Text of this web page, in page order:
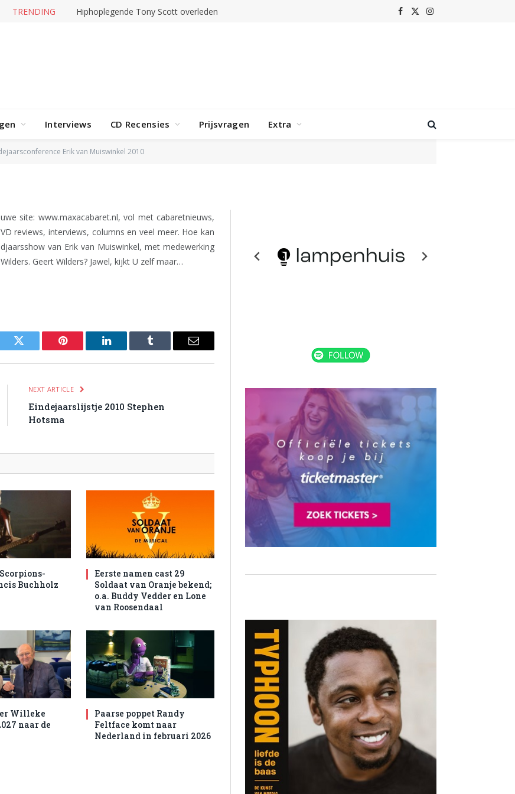
TRENDING Hiphoplegende Tony Scott overleden Facebook
X
Instagram
Interviews CD Recensies Prijsvragen Extra
Erik van Muiswinkel 2010
site: www.maxacabaret.nl, vol met cabaretnieuws,
reviews, interviews, columns en veel meer. Hoe kan
van Erik van Muiswinkel, met medewerking
Geert Wilders? Jawel, kijkt U zelf maar…
Twitter Pinterest LinkedIn Tumblr Email
NEXT ARTICLE
Eindejaarslijstje 2010 Stephen
Hotsma
Buchholz
Eerste namen cast 29
Soldaat van Oranje bekend;
o.a. Buddy Vedder en Lone
van Roosendaal
Willeke
naar de
Paarse poppet Randy
Feltface komt naar
Nederland in februari 2026